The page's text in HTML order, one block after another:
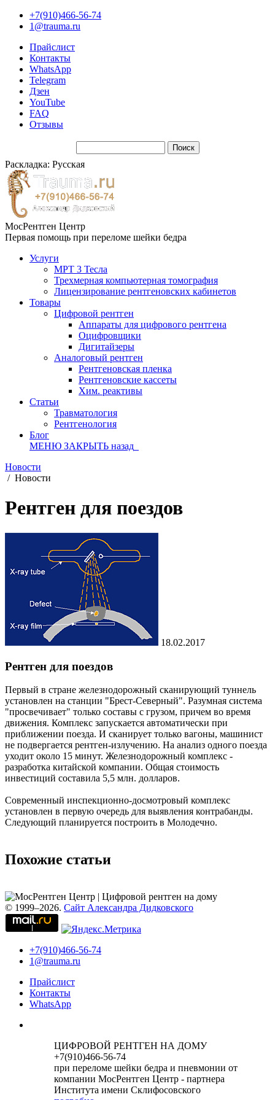
+7(910)466-56-74
1@trauma.ru
Прайслист
Контакты
WhatsApp
Telegram
Дзен
YouTube
FAQ
Отзывы
Раскладка: Русская
МосРентген Центр
Первая помощь при переломе шейки бедра
Услуги
МРТ 3 Тесла
Трехмерная компьютерная томография
Лицензирование рентгеновских кабинетов
Товары
Цифровой рентген
Аппараты для цифрового рентгена
Оцифровщики
Дигитайзеры
Аналоговый рентген
Рентгеновская пленка
Рентгеновские кассеты
Хим. реактивы
Статьи
Травматология
Рентгенология
Блог
МЕНЮ ЗАКРЫТЬ назад
Новости
/ Новости
Рентген для поездов
18.02.2017
Рентген для поездов
Первый в стране железнодорожный сканирующий туннель
установлен на станции "Брест-Северный". Разумная система
"просвечивает" только составы с грузом, причем во время
движения. Комплекс запускается автоматически при
приближении поезда. И сканирует только вагоны, машинист
не подвергается рентген-излучению. На анализ одного поезда
уходит около 15 минут. Железнодорожный комплекс -
разработка китайской компании. Общая стоимость
инвестиций составила 5,5 млн. долларов.
Современный инспекционно-досмотровый комплекс
установлен в первую очередь для выявления контрабанды.
Следующий планируется построить в Молодечно.
Похожие статьи
© 1999–2026. Сайт Александра Дидковского
+7(910)466-56-74
1@trauma.ru
Прайслист
Контакты
WhatsApp
ЦИФРОВОЙ РЕНТГЕН НА ДОМУ
+7(910)466-56-74
при переломе шейки бедра и пневмонии от
компании МосРентген Центр - партнера
Института имени Склифосовского